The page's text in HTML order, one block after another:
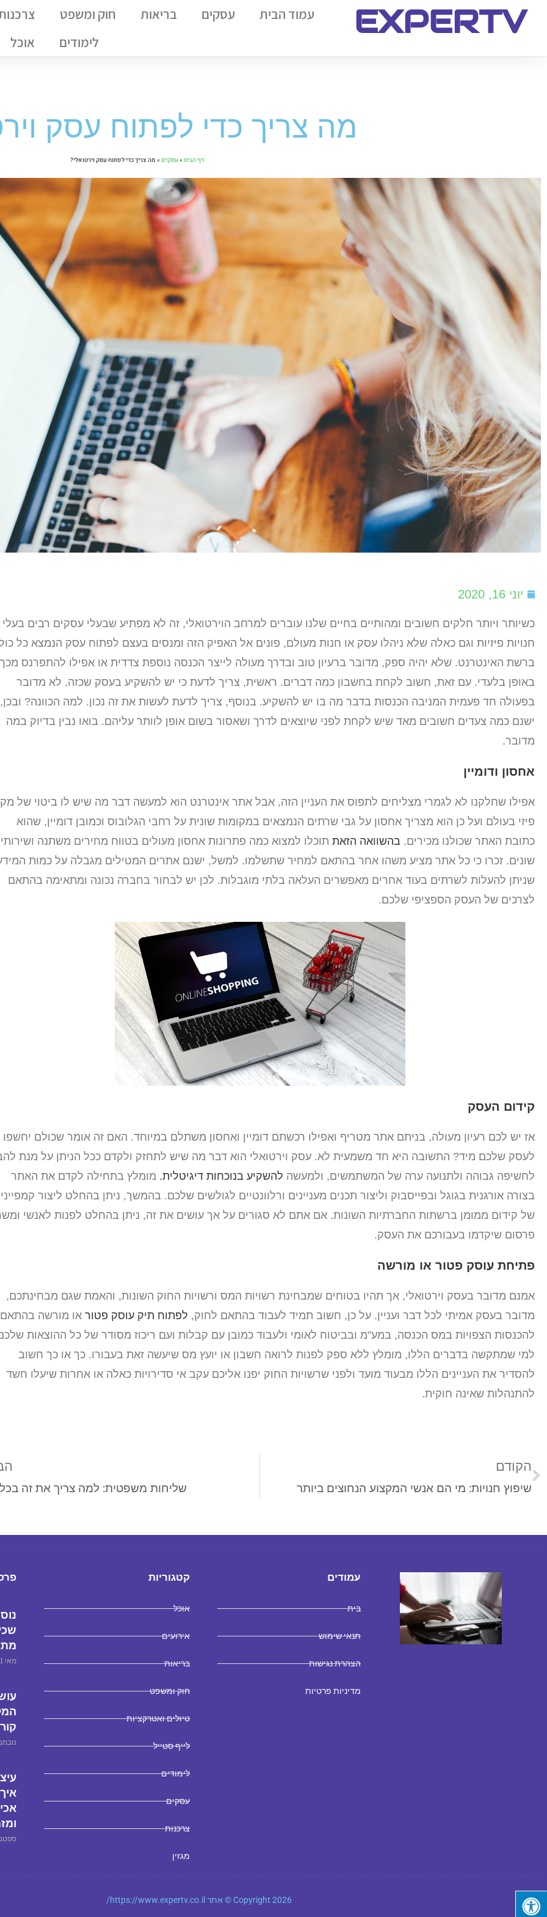
EXPERTV עמוד הבית עסקים בריאות חוק ומשפט
לימודים
אוכל
מה צריך כדי לפתוח עסק
דף הבית»עסקים» מה צריך כדי לפתוח עסק וירטואלי?
יוני 16, 2020
כשיותר ויותר חלקים חשובים ומהותיים בחיים שלנו עוברים למרחב הוירטואלי, זה לא מפתיע שבעלי עסקים רבים בעלי
חנויות פיזיות וגם כאלה שלא ניהלו עסק או חנות מעולם, פונים אל האפיק הזה ומנסים בעצם לפתוח עסק הנמצא כל
ברשת האינטרנט. שלא יהיה ספק, מדובר ברעיון טוב ובדרך מעולה לייצר הכנסה נוספת צדדית או אפילו להתפרנס מכך
באופן בלעדי. עם זאת, חשוב לקחת בחשבון כמה דברים. ראשית, צריך לדעת כי יש להשקיע בעסק שכזה, לא מדובר
בפעולה חד פעמית המניבה הכנסות בדבר מה בו יש להשקיע. בנוסף, צריך לדעת לעשות את זה נכון. למה הכוונה? ובכן,
ישנם כמה צעדים חשובים מאד שיש לקחת לפני שיוצאים לדרך ושאסור בשום אופן לוותר עליהם. בואו נבין בדיוק במה
מדובר.
אחסון ודומיין
אפילו שחלקנו לא לגמרי מצליחים לתפוס את העניין הזה, אבל אתר אינטרנט הוא למעשה דבר מה שיש לו ביטוי של
פיזי בעולם ועל כן הוא מצריך אחסון על גבי שרתים הנמצאים במקומות שונית על רחבי הגלובוס וכמובן דומיין, שהוא
כתובת האתר שכולנו מכירים. בהשוואה הזאת תוכלו למצוא כמה פתרונות אחסון מעולים בטווח מחירים משתנה
שונים. זכרו כי כל אתר מציע משהו אחר בהתאם למחיר שתשלמו. למשל, ישנם אתרים המטילים מגבלה על כמות
שניתן להעלות לשרתים בעוד אחרים מאפשרים העלאה בלתי מוגבלות. לכן יש לבחור בחברה נכונה ומתאימה בהתאם
לצרכים של העסק הספציפי שלכם.
קידום העסק
אז יש לכם רעיון מעולה, בניתם אתר מטריף ואפילו רכשתם דומיין ואחסון משתלם במיוחד. האם זה אומר שכולם יחשפו
לעסק שלכם מיד? התשובה היא חד משמעית לא. עסק וירטואלי הוא דבר מה שיש לתחזק ולקדם ככל הניתן על מנת
לחשיפה גבוהה ולתנועה ערה של המשתמשים, ולמעשה להשקיע בנוכחות דיגיטלית. מומלץ בתחילה לקדם את האתר
בצורה אורגנית בגוגל ובפייסבוק וליצור תכנים מעניינים ורלוונטיים לגולשים שלכם. בהמשך, ניתן בהחלט ליצור
של קידום ממומן ברשתות החברתיות השונות. אם אתם לא סגורים על אך עושים את זה, ניתן בהחלט לפנות לאנשי
פרסום שיקדמו בעבורכם את העסק.
פתיחת עוסק פטור או מורשה
אמנם מדובר בעסק וירטואלי, אך תהיו בטוחים שמבחינת רשויות המס ורשויות החוק השונות, והאמת שגם מבחינתכם,
מדובר בעסק אמיתי לכל דבר ועניין. על כן, חשוב תמיד לעבוד בהתאם לחוק, לפתוח תיק עוסק פטור או מורשה בהתאם
להכנסות הצפויות במס הכנסה, במע"מ ובביטוח לאומי ולעבוד כמובן עם קבלות ועם ריכוז מסודר של כל ההוצאות
למי שמתקשה בדברים הללו, מומלץ ללא ספק לפנות לרואה חשבון או יועץ מס שיעשה זאת בעבורו. כך או כך חשוב
להסדיר את העניינים הללו מבעוד מועד ולפני שרשויות החוק יפנו אליכם עקב אי סדירויות כאלה או אחרות שיעלו חשד
להתנהלות שאינה חוקית.
הקודם
שיפוץ חנויות: מי הם אנשי המקצוע הנחוצים ביותר שליחות משפטית: למה צריך את זה
עמודים
בית
תנאי שימוש
הצהרת נגישות
מדיניות פרטיות
קטגוריות
אוכל
אירועים
בריאות
חוק ומשפט
טיולים ואטרקציות
לייף סטייל
לימודים
עסקים
צרכנות
מגזין
מאי 21, 2025
נובמבר
ספטמבר
Copyright 2026 © אתר https://www.expertv.co.il/